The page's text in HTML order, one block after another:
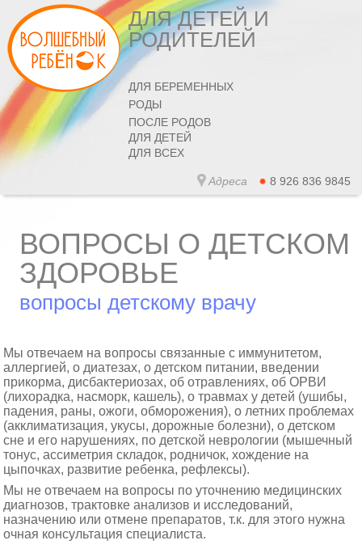
ДЛЯ ДЕТЕЙ И
РОДИТЕЛЕЙ
ДЛЯ БЕРЕМЕННЫХ
РОДЫ
ПОСЛЕ РОДОВ
ДЛЯ ДЕТЕЙ
ДЛЯ ВСЕХ
Адреса 8 926 836 9845
ВОПРОСЫ О ДЕТСКОМ
ЗДОРОВЬЕ
вопросы детскому врачу
Мы отвечаем на вопросы связанные с иммунитетом,
аллергией, о диатезах, о детском питании, введении
прикорма, дисбактериозах, об отравлениях, об ОРВИ
(лихорадка, насморк, кашель), о травмах у детей (ушибы,
падения, раны, ожоги, обморожения), о летних проблемах
(акклиматизация, укусы, дорожные болезни), о детском
сне и его нарушениях, по детской неврологии (мышечный
тонус, ассиметрия складок, родничок, хождение на
цыпочках, развитие ребенка, рефлексы).
Мы не отвечаем на вопросы по уточнению медицинских
диагнозов, трактовке анализов и исследований,
назначению или отмене препаратов, т.к. для этого нужна
очная консультация специалиста.